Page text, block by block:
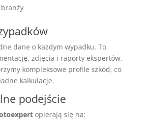
dane o każdym wypadku. To
zdjęcia i raporty ekspertów.
kompleksowe profile szkód, co
kalkulacje.
podejście
opierają się na: